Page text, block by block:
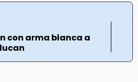
con arma blanca a